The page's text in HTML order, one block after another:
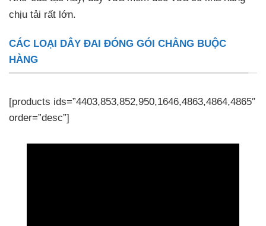
chịu tải rất lớn.
CÁC LOẠI DÂY ĐAI ĐÓNG GÓI CHẰNG BUỘC
HÀNG
[products ids=”4403,853,852,950,1646,4863,4864,4865″
order=”desc”]